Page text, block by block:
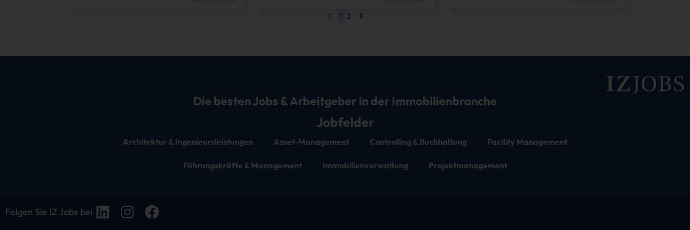
1 2
Die besten Jobs & Arbeitgeber in der Immobilienbranche
Jobfelder
Architektur & Ingenieursleistungen Asset-Management Controlling & Buchhaltung Facility Management
Führungskräfte & Management Immobilienverwaltung Projektmanagement
Folgen Sie IZ Jobs bei